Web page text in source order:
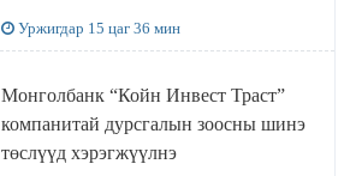
Уржигдар 15 цаг 36 мин
Монголбанк “Койн Инвест Траст”
компанитай дурсгалын зоосны шинэ
төслүүд хэрэгжүүлнэ